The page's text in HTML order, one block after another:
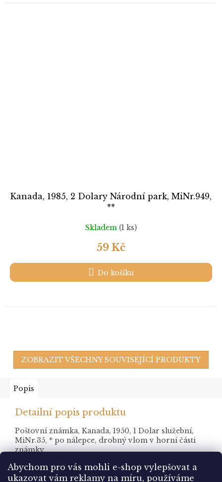
Abychom pro vás mohli e-shop vylepšovat a
ukazovat vám reklamy na míru, používáme
Kanada, 1985, 2 Dolary Národní park, MiNr.949,
**
Skladem (1 ks)
59 Kč
Do košíku
ZOBRAZIT VŠECHNY SOUVISEJÍCÍ PRODUKTY
Popis
Detailní popis produktu
Poštovní známka, Kanada, 1950, 1 Dolar služební,
MiNr.35, * po nálepce, drobný vlom v horní části
známky